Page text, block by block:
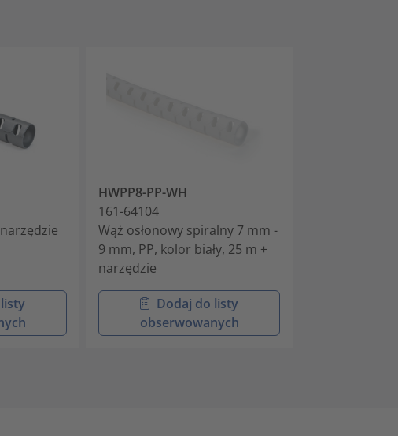
HWPP8-PP-WH
161-64104
Wąż osłonowy spiralny 7 mm -
9 mm, PP, kolor biały, 25 m +
narzędzie
Dodaj do listy
obserwowanych